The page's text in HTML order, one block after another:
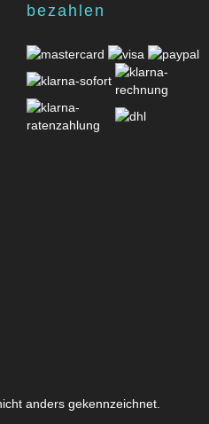
bezahlen
anders gekennzeichnet.